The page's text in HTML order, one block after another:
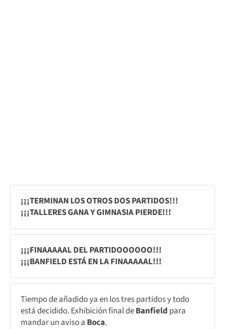
¡¡¡TERMINAN LOS OTROS DOS PARTIDOS!!!
¡¡¡TALLERES GANA Y GIMNASIA PIERDE!!!
¡¡¡FINAAAAAL DEL PARTIDOOOOOO!!!
¡¡¡BANFIELD ESTÁ EN LA FINAAAAAL!!!
Tiempo de añadido ya en los tres partidos y todo
está decidido. Exhibición final deBanfield para
mandar un aviso a Boca.